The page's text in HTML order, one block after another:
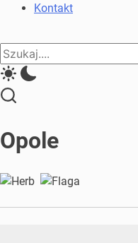
Kontakt
Close
Search
Opole